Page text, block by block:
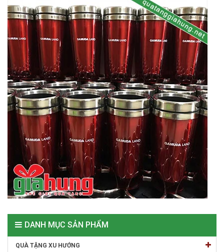
DANH MỤC SẢN PHẨM
QUÀ TẶNG XU HƯỚNG